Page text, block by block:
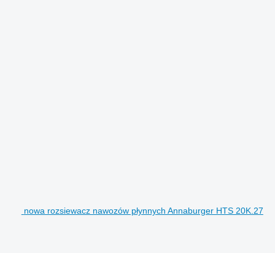
nowa rozsiewacz nawozów płynnych Annaburger HTS 20K.27